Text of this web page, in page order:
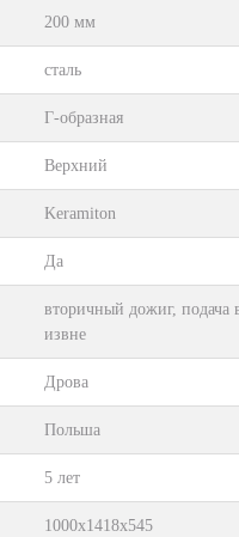
200 мм
сталь
Г-образная
Верхний
Keramiton
Да
вторичный дожиг, подача
извне
Дрова
Польша
5 лет
1000х1418х545